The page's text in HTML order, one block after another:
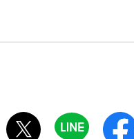
twitter LINE